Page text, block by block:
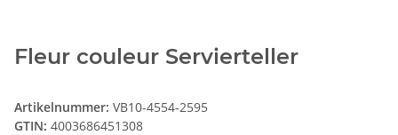
Fleur couleur Servierteller
Artikelnummer: VB10-4554-2595
GTIN: 4003686451308